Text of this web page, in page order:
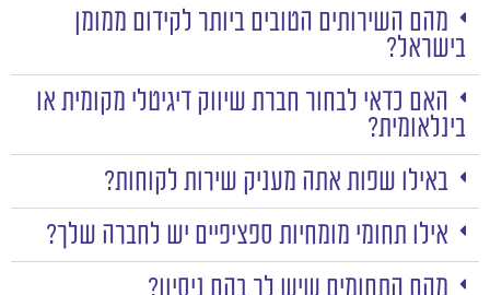
מהם השירותים הטובים ביותר לקידום ממומן
בישראל?
האם כדאי לבחור חברת שיווק דיגיטלי מקומית או
בינלאומית?
באילו שפות אתה מעניק שירות לקוחות?
אילו תחומי מומחיות ספציפיים יש לחברה שלך?
מהם התחומים שיש לך בהם ניסיון?